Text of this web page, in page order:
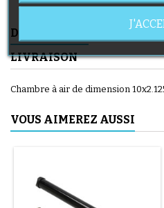
DESCRIPTION
DÉTAILS
LIVRAISON
Chambre à air de dimension
VOUS AIMEREZ AUSSI